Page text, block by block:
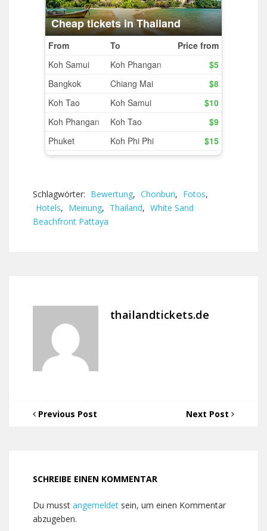
Schlagwörter: Bewertung, Chonburi, Fotos,
Hotels, Meinung, Thailand, White Sand
Beachfront Pattaya
thailandtickets.de
Previous Post Next Post
SCHREIBE EINEN KOMMENTAR
Du musst angemeldet sein, um einen Kommentar
abzugeben.